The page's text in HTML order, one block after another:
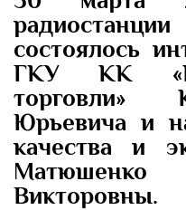
состоялось
ГКУ КК
торговли»
Юрьевича и
качества и
Викторовны.